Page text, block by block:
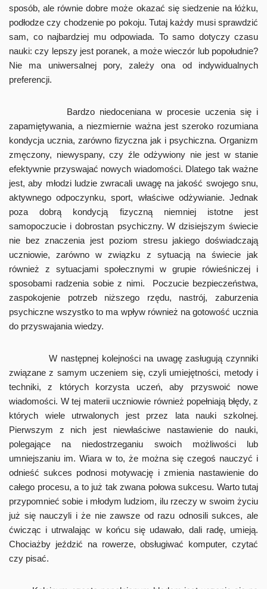
sposób, ale równie dobre może okazać się siedzenie na łóżku,
podłodze czy chodzenie po pokoju. Tutaj każdy musi sprawdzić
sam, co najbardziej mu odpowiada. To samo dotyczy czasu
nauki: czy lepszy jest poranek, a może wieczór lub popołudnie?
Nie ma uniwersalnej pory, zależy ona od indywidualnych
preferencji.
Bardzo niedoceniana w procesie uczenia się i
zapamiętywania, a niezmiernie ważna jest szeroko rozumiana
kondycja ucznia, zarówno fizyczna jak i psychiczna. Organizm
zmęczony, niewyspany, czy źle odżywiony nie jest w stanie
efektywnie przyswajać nowych wiadomości. Dlatego tak ważne
jest, aby młodzi ludzie zwracali uwagę na jakość swojego snu,
aktywnego odpoczynku, sport, właściwe odżywianie. Jednak
poza dobrą kondycją fizyczną niemniej istotne jest
samopoczucie i dobrostan psychiczny. W dzisiejszym świecie
nie bez znaczenia jest poziom stresu jakiego doświadczają
uczniowie, zarówno w związku z sytuacją na świecie jak
również z sytuacjami społecznymi w grupie rówieśniczej i
sposobami radzenia sobie z nimi. Poczucie bezpieczeństwa,
zaspokojenie potrzeb niższego rzędu, nastrój, zaburzenia
psychiczne wszystko to ma wpływ również na gotowość ucznia
do przyswajania wiedzy.
W następnej kolejności na uwagę zasługują czynniki
związane z samym uczeniem się, czyli umiejętności, metody i
techniki, z których korzysta uczeń, aby przyswoić nowe
wiadomości. W tej materii uczniowie również popełniają błędy, z
których wiele utrwalonych jest przez lata nauki szkolnej.
Pierwszym z nich jest niewłaściwe nastawienie do nauki,
polegające na niedostrzeganiu swoich możliwości lub
umniejszaniu im. Wiara w to, że można się czegoś nauczyć i
odnieść sukces podnosi motywację i zmienia nastawienie do
całego procesu, a to już tak zwana połowa sukcesu. Warto tutaj
przypomnieć sobie i młodym ludziom, ilu rzeczy w swoim życiu
już się nauczyli i że nie zawsze od razu odnosili sukces, ale
ćwicząc i utrwalając w końcu się udawało, dali radę, umieją.
Chociażby jeździć na rowerze, obsługiwać komputer, czytać
czy pisać.